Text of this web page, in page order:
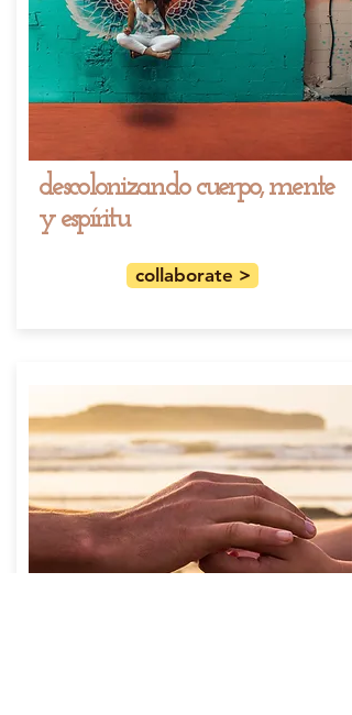
descolonizando cuerpo, mente
y espíritu
collaborate >